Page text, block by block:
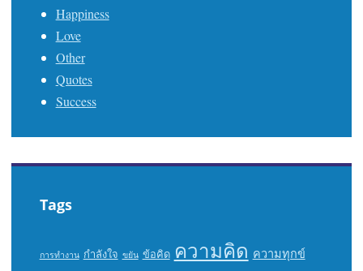
Happiness
Love
Other
Quotes
Success
Tags
การทำงาน กำลังใจ ขยัน ข้อคิด ความคิด ความทุกข์